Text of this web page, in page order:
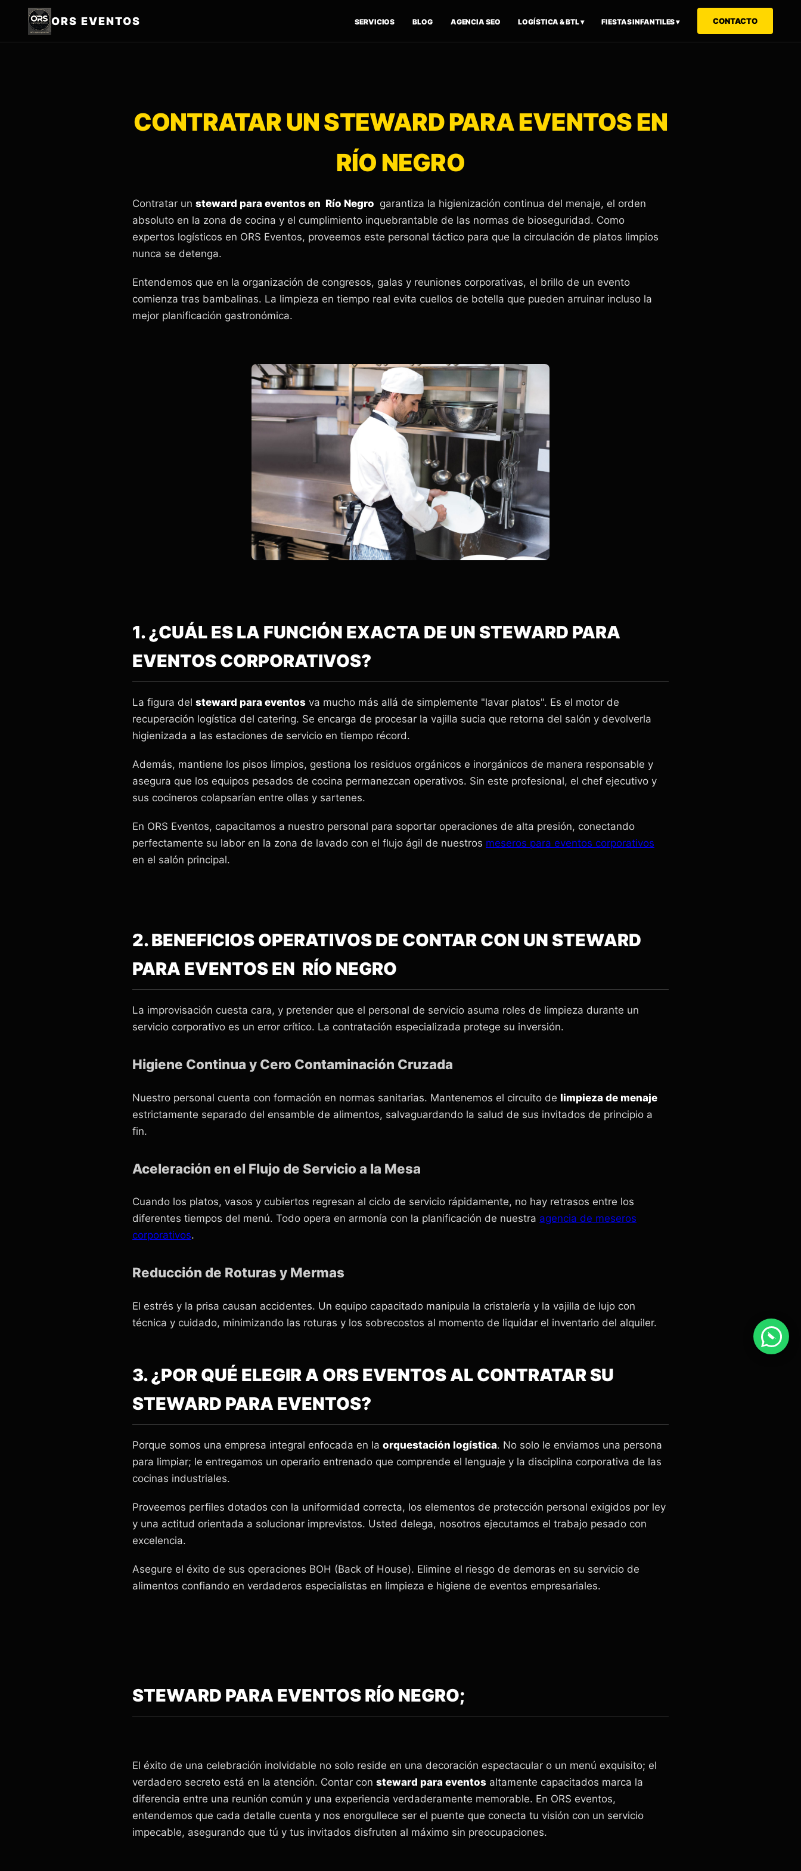
ORS EVENTOS SERVICIOS BLOG AGENCIA SEO LOGÍSTICA & BTL ▾ FIESTAS INFANTILES ▾ CONTACTO
CONTRATAR UN STEWARD PARA EVENTOS EN
RÍO NEGRO
Contratar un steward para eventos en Río Negro garantiza la higienización continua del menaje, el orden
absoluto en la zona de cocina y el cumplimiento inquebrantable de las normas de bioseguridad. Como
expertos logísticos en ORS Eventos, proveemos este personal táctico para que la circulación de platos limpios
nunca se detenga.
Entendemos que en la organización de congresos, galas y reuniones corporativas, el brillo de un evento
comienza tras bambalinas. La limpieza en tiempo real evita cuellos de botella que pueden arruinar incluso la
mejor planificación gastronómica.
1. ¿CUÁL ES LA FUNCIÓN EXACTA DE UN STEWARD PARA
EVENTOS CORPORATIVOS?
La figura del steward para eventos va mucho más allá de simplemente "lavar platos". Es el motor de
recuperación logística del catering. Se encarga de procesar la vajilla sucia que retorna del salón y devolverla
higienizada a las estaciones de servicio en tiempo récord.
Además, mantiene los pisos limpios, gestiona los residuos orgánicos e inorgánicos de manera responsable y
asegura que los equipos pesados de cocina permanezcan operativos. Sin este profesional, el chef ejecutivo y
sus cocineros colapsarían entre ollas y sartenes.
En ORS Eventos, capacitamos a nuestro personal para soportar operaciones de alta presión, conectando
perfectamente su labor en la zona de lavado con el flujo ágil de nuestros meseros para eventos corporativos
en el salón principal.
2. BENEFICIOS OPERATIVOS DE CONTAR CON UN STEWARD
PARA EVENTOS EN RÍO NEGRO
La improvisación cuesta cara, y pretender que el personal de servicio asuma roles de limpieza durante un
servicio corporativo es un error crítico. La contratación especializada protege su inversión.
Higiene Continua y Cero Contaminación Cruzada
Nuestro personal cuenta con formación en normas sanitarias. Mantenemos el circuito de limpieza de menaje
estrictamente separado del ensamble de alimentos, salvaguardando la salud de sus invitados de principio a
fin.
Aceleración en el Flujo de Servicio a la Mesa
Cuando los platos, vasos y cubiertos regresan al ciclo de servicio rápidamente, no hay retrasos entre los
diferentes tiempos del menú. Todo opera en armonía con la planificación de nuestra agencia de meseros
corporativos.
Reducción de Roturas y Mermas
El estrés y la prisa causan accidentes. Un equipo capacitado manipula la cristalería y la vajilla de lujo con
técnica y cuidado, minimizando las roturas y los sobrecostos al momento de liquidar el inventario del alquiler.
3. ¿POR QUÉ ELEGIR A ORS EVENTOS AL CONTRATAR SU
STEWARD PARA EVENTOS?
Porque somos una empresa integral enfocada en la orquestación logística. No solo le enviamos una persona
para limpiar; le entregamos un operario entrenado que comprende el lenguaje y la disciplina corporativa de las
cocinas industriales.
Proveemos perfiles dotados con la uniformidad correcta, los elementos de protección personal exigidos por ley
y una actitud orientada a solucionar imprevistos. Usted delega, nosotros ejecutamos el trabajo pesado con
excelencia.
Asegure el éxito de sus operaciones BOH (Back of House). Elimine el riesgo de demoras en su servicio de
alimentos confiando en verdaderos especialistas en limpieza e higiene de eventos empresariales.
STEWARD PARA EVENTOS RÍO NEGRO;
El éxito de una celebración inolvidable no solo reside en una decoración espectacular o un menú exquisito; el
verdadero secreto está en la atención. Contar con steward para eventos altamente capacitados marca la
diferencia entre una reunión común y una experiencia verdaderamente memorable. En ORS eventos,
entendemos que cada detalle cuenta y nos enorgullece ser el puente que conecta tu visión con un servicio
impecable, asegurando que tú y tus invitados disfruten al máximo sin preocupaciones.